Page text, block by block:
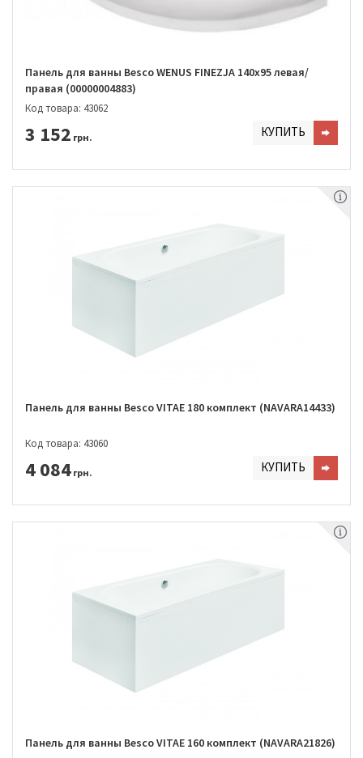
Панель для ванны Besco WENUS FINEZJA 140х95 левая/
правая (00000004883)
Код товара: 43062
3 152 грн. КУПИТЬ
Панель для ванны Besco VITAE 180 комплект (NAVARA14433)
Код товара: 43060
4 084 грн. КУПИТЬ
Панель для ванны Besco VITAE 160 комплект (NAVARA21826)